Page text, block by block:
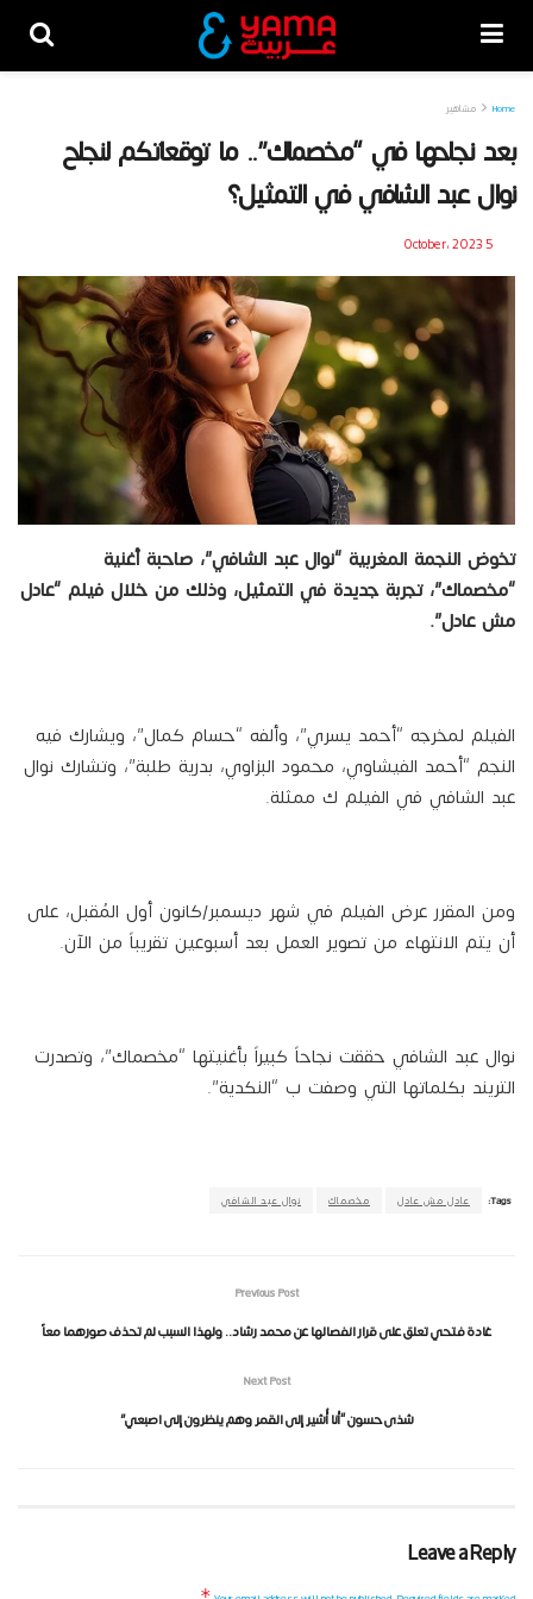
Home مشاهير
بعد نجاحها في “مخصماك”.. ما توقعاتكم لنجاح
نوال عبد الشافي في التمثيل؟
5 October، 2023
تخوض النجمة المغربية “نوال عبد الشافي”، صاحبة أغنية
“مخصماك”، تجربة جديدة في التمثيل، وذلك من خلال فيلم “عادل
مش عادل”.
الفيلم لمخرجه “أحمد يسري”، وألفه “حسام كمال”، ويشارك فيه
النجم “أحمد الفيشاوي، محمود البزاوي، بدرية طلبة”، وتشارك نوال
عبد الشافي في الفيلم ك ممثلة.
ومن المقرر عرض الفيلم في شهر ديسمبر/كانون أول المُقبل، على
أن يتم الانتهاء من تصوير العمل بعد أسبوعين تقريباً من الآن.
نوال عبد الشافي حققت نجاحاً كبيراً بأغنيتها “مخصماك”، وتصدرت
التريند بكلماتها التي وصفت ب “النكدية”.
Tags: عادل مش عادل مخصماك نوال عبد الشافي
Previous Post
غادة فتحي تعلق على قرار انفصالها عن محمد رشاد.. ولهذا السبب لم تحذف صورهما معاً
Next Post
شذى حسون “أنا أُشير إلى القمر وهم ينظرون إلى اصبعي”
Leave a Reply